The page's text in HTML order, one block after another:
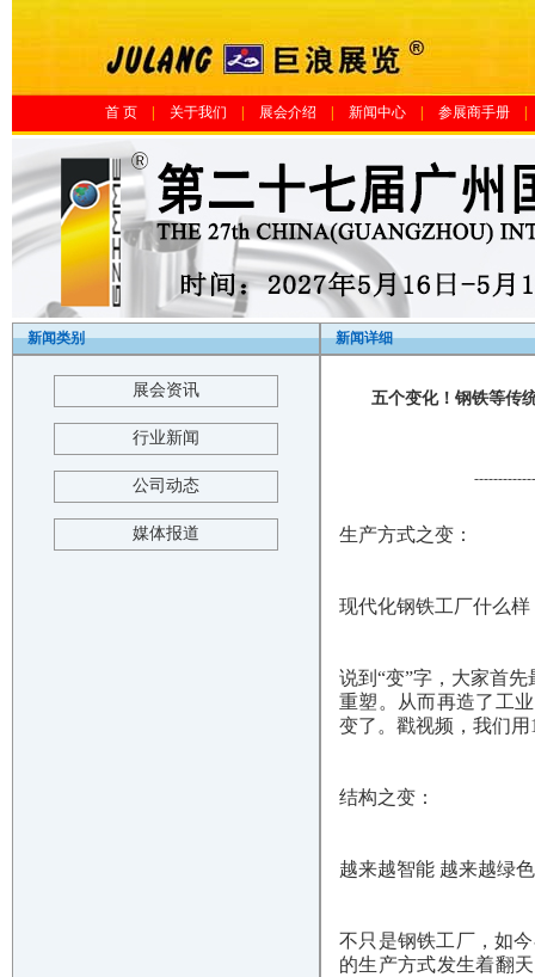
首 页 关于我们 展会介绍 新闻中心 参展商手册|
新闻类别
展会资讯
行业新闻
公司动态
媒体报道
新闻详细
五个变化！钢铁等传
生产方式之变：
现代化钢铁工厂什么样
说到“变”字，大家首
重塑。从而再造了工
变了。戳视频，我们
结构之变：
越来越智能 越来越绿色
不只是钢铁工厂，如
的生产方式发生着翻